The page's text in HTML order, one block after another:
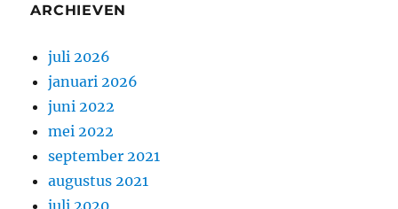
ARCHIEVEN
juli 2026
januari 2026
juni 2022
mei 2022
september 2021
augustus 2021
juli 2020